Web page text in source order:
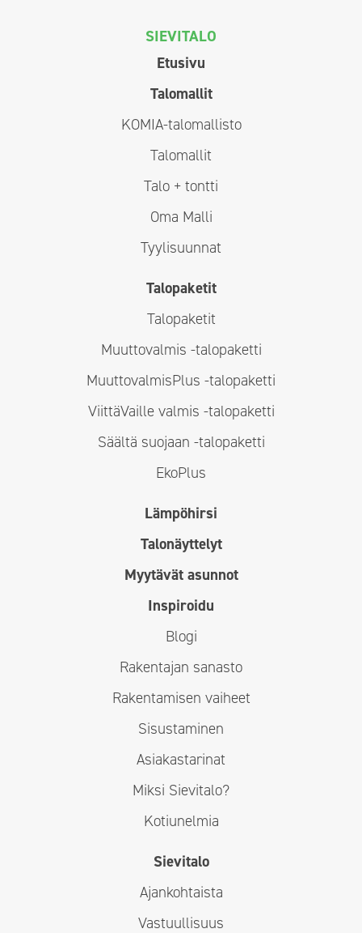
SIEVITALO
Etusivu
Talomallit
KOMIA-talomallisto
Talomallit
Talo + tontti
Oma Malli
Tyylisuunnat
Talopaketit
Talopaketit
Muuttovalmis -talopaketti
MuuttovalmisPlus -talopaketti
ViittäVaille valmis -talopaketti
Säältä suojaan -talopaketti
EkoPlus
Lämpöhirsi
Talonäyttelyt
Myytävät asunnot
Inspiroidu
Blogi
Rakentajan sanasto
Rakentamisen vaiheet
Sisustaminen
Asiakastarinat
Miksi Sievitalo?
Kotiunelmia
Sievitalo
Ajankohtaista
Vastuullisuus